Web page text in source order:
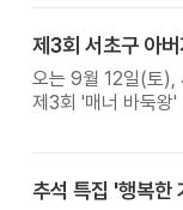
오는 9월 12일(토),
제3회 '매너 바둑왕'
추석 특집 '행복한